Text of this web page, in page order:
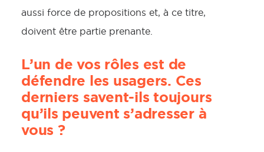
aussi force de propositions et, à ce titre,
doivent être partie prenante.
L’un de vos rôles est de
défendre les usagers. Ces
derniers savent-ils toujours
qu’ils peuvent s’adresser à
vous ?